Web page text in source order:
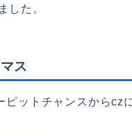
した。
ス
ピットチャンスからcz